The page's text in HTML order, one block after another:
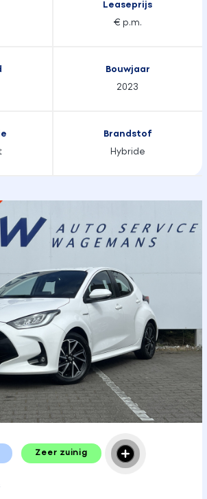
Leaseprijs
€ p.m.
Bouwjaar
2023
Brandstof
Hybride
Zeer zuinig